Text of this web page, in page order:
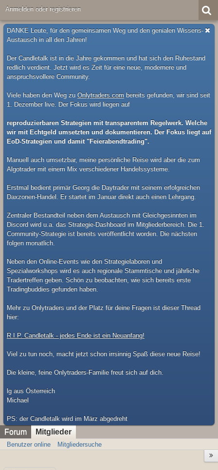
Anmelden oder registrieren
DANKE Leute, für den gemeinsamen Weg und den genialen Wissens-
Austausch in all den Jahren!
Der Candletalk ist in die Jahre gekommen und hat sich den Ruhestand
redlich verdient. Jetzt wird es Zeit für eine neue, modernere und
anspruchsvollere Community.
Viele haben den Weg zu Onlytraders.com bereits gefunden, wir sind seit
1. Dezember live. Der Fokus wird liegen auf
reproduzierbaren Strategien mit transparentem Regelwerk. Welche
wir mit Echtgeld umsetzten und dokumentieren. Der Fokus liegt auf
EoD-Strategien und damit "Feierabendtrading".
Manuell auch umsetzbar, meine persönliche Reise wird aber die zum
Algotrader mit einem Mix verschiedener Handelssysteme.
Erstmal bedient primär Georg die Daytrader mit seinem erfolgreichen
Daxzonen-Handel. Er startet im Januar direkt auch einen Lehrgang.
Zentraler Bestandteil neben dem Austausch mit Gleichgesinnten im
Discord wird u.a. das Strategie-Dashboard im Mitgliederbereich. Die 1.
Community-Strategie ist bereits veröffentlicht worden. Die nächsten
folgen monatlich.
Neben den Online-Events wie den Strategielaboren und
Spezialworkshops wird es auch regionale Stammtische und jährliche
Tradertreffen geben. Schön zu beobachten, wie sich bereits erste
Tradingbuddies gefunden haben.
Mehr zu Onlytraders und der Platz für deine Fragen ist dieser Thread
hier:
R.I.P. Candletalk - jedes Ende ist ein Neuanfang!
Viel zu tun noch, macht jetzt schon irrsinnig Spaß diese neue Reise!
Die kleine, feine Onlytraders-Familie freut sich auf dich.
lg aus Österreich
Michael
​PS: der Candletalk wird im März abgedreht
Forum Mitglieder
Benutzer online Mitgliedersuche